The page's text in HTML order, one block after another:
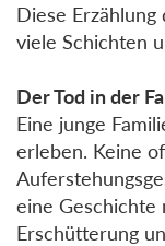
Diese
viele Schichten
Der Tod in der
Eine junge
erleben. Keine
eine Geschichte
Erschütterung